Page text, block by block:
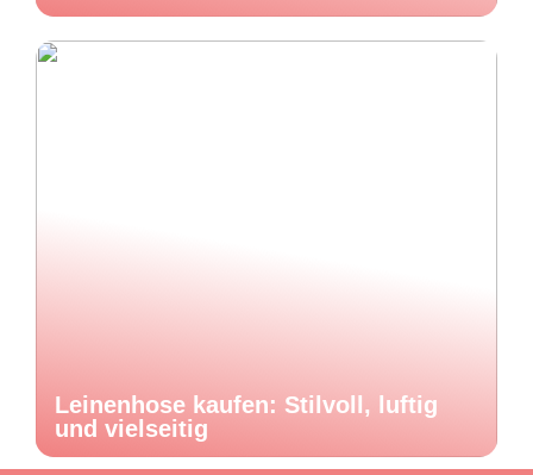
Leinenhose kaufen: Stilvoll, luftig
und vielseitig